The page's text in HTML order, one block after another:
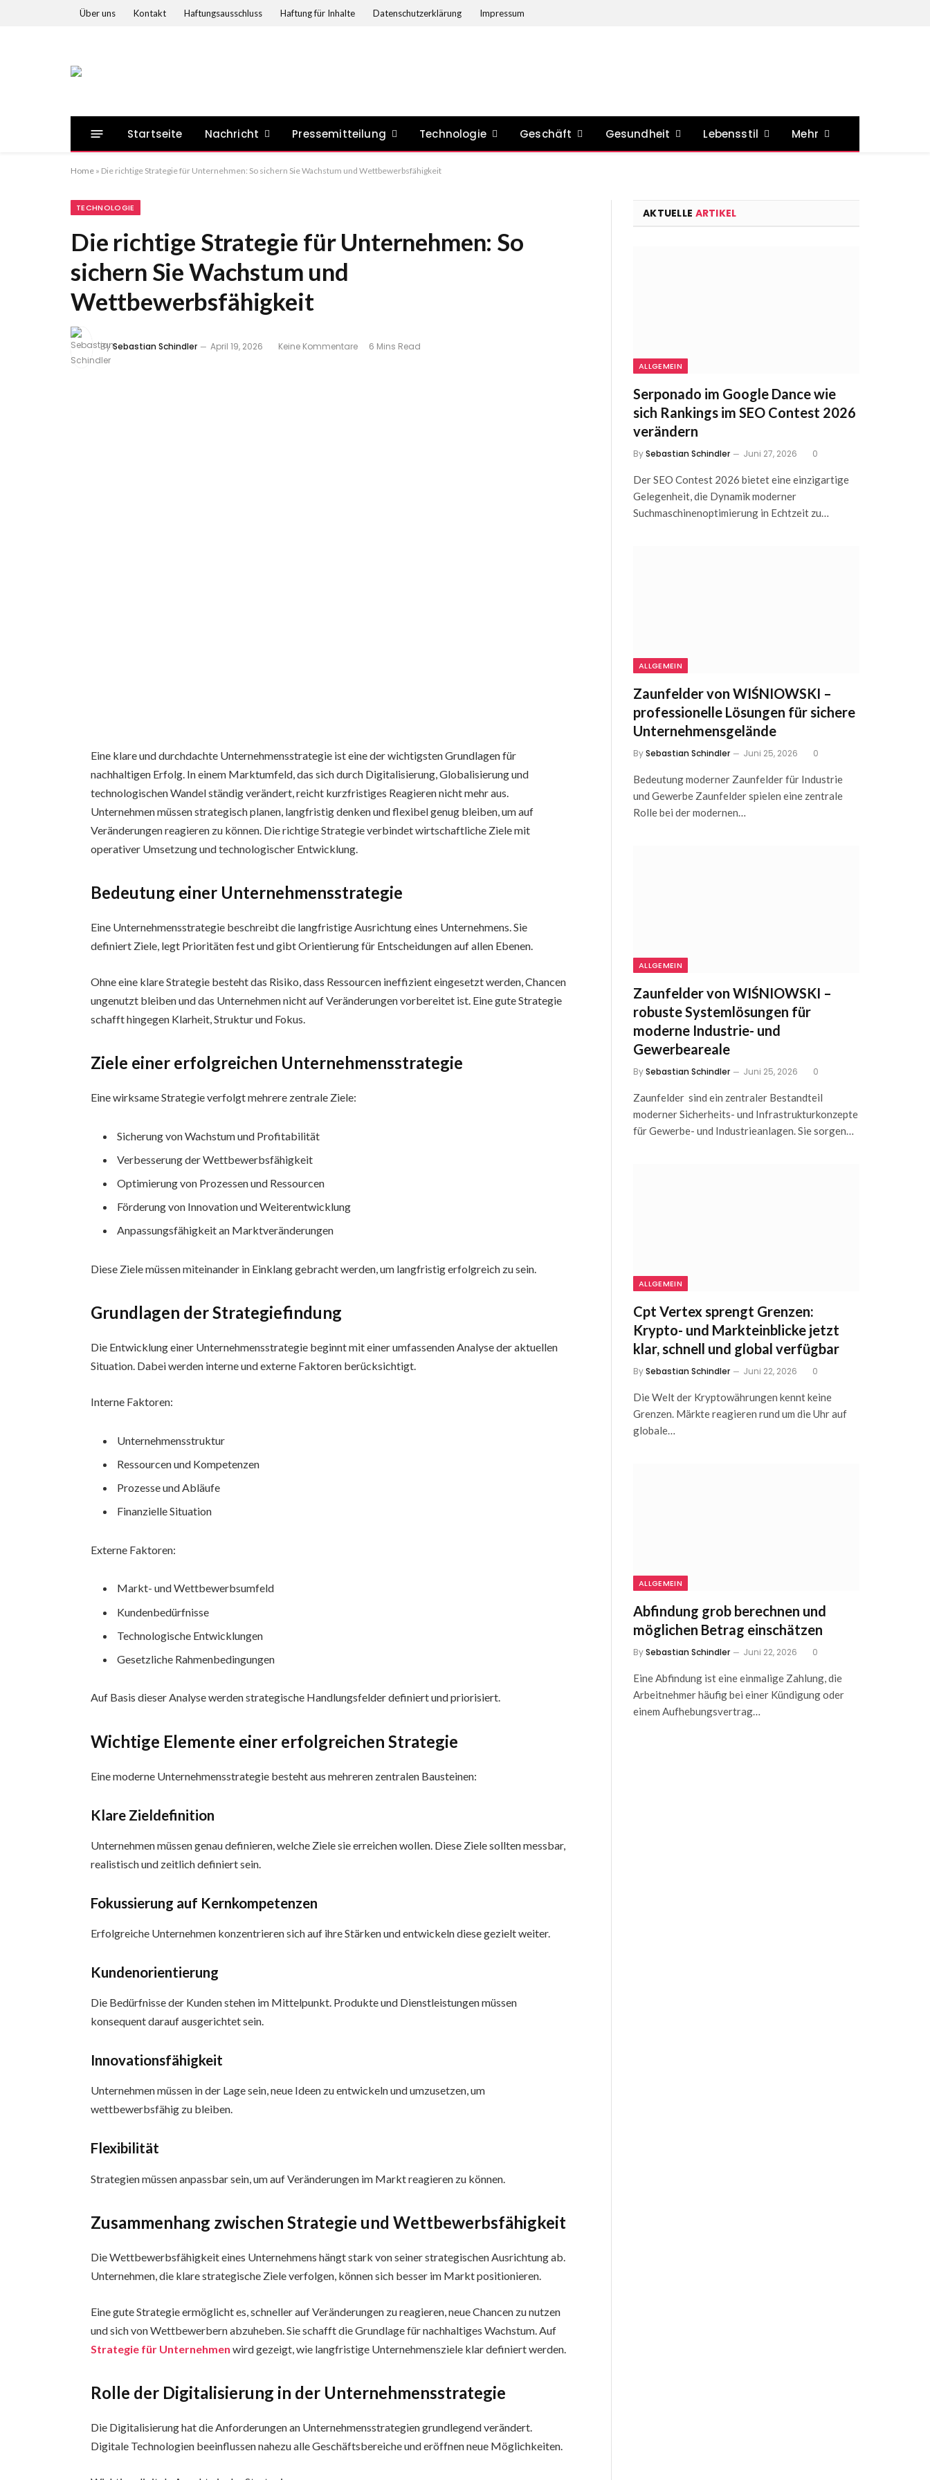
Über uns Kontakt Haftungsausschluss Haftung für Inhalte Datenschutzerklärung Impressum
Startseite Nachricht Pressemitteilung Technologie Geschäft Gesundheit Lebensstil Mehr
Home » Die richtige Strategie für Unternehmen: So sichern Sie Wachstum und Wettbewerbsfähigkeit
TECHNOLOGIE
Die richtige Strategie für Unternehmen: So
sichern Sie Wachstum und
Wettbewerbsfähigkeit
BySebastian Schindler April 19, 2026 Keine Kommentare 6 Mins Read
Eine klare und durchdachte Unternehmensstrategie ist eine der wichtigsten Grundlagen für
nachhaltigen Erfolg. In einem Marktumfeld, das sich durch Digitalisierung, Globalisierung und
technologischen Wandel ständig verändert, reicht kurzfristiges Reagieren nicht mehr aus.
Unternehmen müssen strategisch planen, langfristig denken und flexibel genug bleiben, um auf
Veränderungen reagieren zu können. Die richtige Strategie verbindet wirtschaftliche Ziele mit
operativer Umsetzung und technologischer Entwicklung.
Bedeutung einer Unternehmensstrategie
Eine Unternehmensstrategie beschreibt die langfristige Ausrichtung eines Unternehmens. Sie
definiert Ziele, legt Prioritäten fest und gibt Orientierung für Entscheidungen auf allen Ebenen.
Ohne eine klare Strategie besteht das Risiko, dass Ressourcen ineffizient eingesetzt werden, Chancen
ungenutzt bleiben und das Unternehmen nicht auf Veränderungen vorbereitet ist. Eine gute Strategie
schafft hingegen Klarheit, Struktur und Fokus.
Ziele einer erfolgreichen Unternehmensstrategie
Eine wirksame Strategie verfolgt mehrere zentrale Ziele:
Sicherung von Wachstum und Profitabilität
Verbesserung der Wettbewerbsfähigkeit
Optimierung von Prozessen und Ressourcen
Förderung von Innovation und Weiterentwicklung
Anpassungsfähigkeit an Marktveränderungen
Diese Ziele müssen miteinander in Einklang gebracht werden, um langfristig erfolgreich zu sein.
Grundlagen der Strategiefindung
Die Entwicklung einer Unternehmensstrategie beginnt mit einer umfassenden Analyse der aktuellen
Situation. Dabei werden interne und externe Faktoren berücksichtigt.
Interne Faktoren:
Unternehmensstruktur
Ressourcen und Kompetenzen
Prozesse und Abläufe
Finanzielle Situation
Externe Faktoren:
Markt- und Wettbewerbsumfeld
Kundenbedürfnisse
Technologische Entwicklungen
Gesetzliche Rahmenbedingungen
Auf Basis dieser Analyse werden strategische Handlungsfelder definiert und priorisiert.
Wichtige Elemente einer erfolgreichen Strategie
Eine moderne Unternehmensstrategie besteht aus mehreren zentralen Bausteinen:
Klare Zieldefinition
Unternehmen müssen genau definieren, welche Ziele sie erreichen wollen. Diese Ziele sollten messbar,
realistisch und zeitlich definiert sein.
Fokussierung auf Kernkompetenzen
Erfolgreiche Unternehmen konzentrieren sich auf ihre Stärken und entwickeln diese gezielt weiter.
Kundenorientierung
Die Bedürfnisse der Kunden stehen im Mittelpunkt. Produkte und Dienstleistungen müssen
konsequent darauf ausgerichtet sein.
Innovationsfähigkeit
Unternehmen müssen in der Lage sein, neue Ideen zu entwickeln und umzusetzen, um
wettbewerbsfähig zu bleiben.
Flexibilität
Strategien müssen anpassbar sein, um auf Veränderungen im Markt reagieren zu können.
Zusammenhang zwischen Strategie und Wettbewerbsfähigkeit
Die Wettbewerbsfähigkeit eines Unternehmens hängt stark von seiner strategischen Ausrichtung ab.
Unternehmen, die klare strategische Ziele verfolgen, können sich besser im Markt positionieren.
Eine gute Strategie ermöglicht es, schneller auf Veränderungen zu reagieren, neue Chancen zu nutzen
und sich von Wettbewerbern abzuheben. Sie schafft die Grundlage für nachhaltiges Wachstum. Auf
Strategie für Unternehmen wird gezeigt, wie langfristige Unternehmensziele klar definiert werden.
Rolle der Digitalisierung in der Unternehmensstrategie
Die Digitalisierung hat die Anforderungen an Unternehmensstrategien grundlegend verändert.
Digitale Technologien beeinflussen nahezu alle Geschäftsbereiche und eröffnen neue Möglichkeiten.
AKTUELLE ARTIKEL
ALLGEMEIN
Serponado im Google Dance wie
sich Rankings im SEO Contest 2026
verändern
BySebastian Schindler Juni 27, 2026 0
Der SEO Contest 2026 bietet eine einzigartige
Gelegenheit, die Dynamik moderner
Suchmaschinenoptimierung in Echtzeit zu…
ALLGEMEIN
Zaunfelder von WIŚNIOWSKI –
professionelle Lösungen für sichere
Unternehmensgelände
BySebastian Schindler Juni 25, 2026 0
Bedeutung moderner Zaunfelder für Industrie
und Gewerbe Zaunfelder spielen eine zentrale
Rolle bei der modernen…
ALLGEMEIN
Zaunfelder von WIŚNIOWSKI –
robuste Systemlösungen für
moderne Industrie- und
Gewerbeareale
BySebastian Schindler Juni 25, 2026 0
Zaunfelder sind ein zentraler Bestandteil
moderner Sicherheits- und Infrastrukturkonzepte
für Gewerbe- und Industrieanlagen. Sie sorgen…
ALLGEMEIN
Cpt Vertex sprengt Grenzen:
Krypto- und Markteinblicke jetzt
klar, schnell und global verfügbar
BySebastian Schindler Juni 22, 2026 0
Die Welt der Kryptowährungen kennt keine
Grenzen. Märkte reagieren rund um die Uhr auf
globale…
ALLGEMEIN
Abfindung grob berechnen und
möglichen Betrag einschätzen
BySebastian Schindler Juni 22, 2026 0
Eine Abfindung ist eine einmalige Zahlung, die
Arbeitnehmer häufig bei einer Kündigung oder
einem Aufhebungsvertrag…